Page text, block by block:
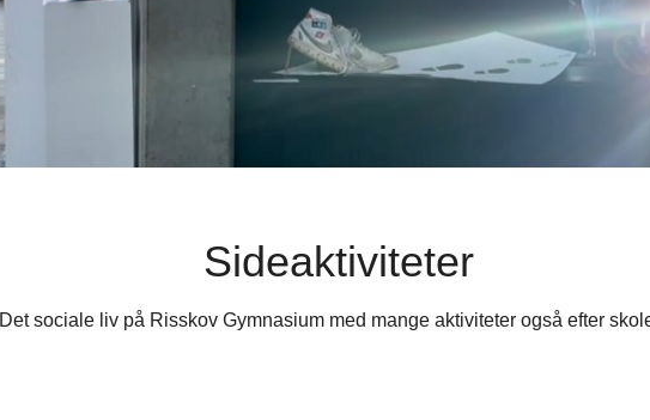
Sideaktiviteter
Det sociale liv på Risskov Gymnasium med mange aktiviteter også efter